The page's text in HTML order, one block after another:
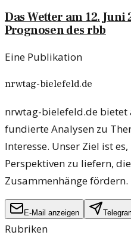
Das Wetter am 12.
Prognosen des rbb
Eine Publikation
nrwtag-bielefeld.de
nrwtag-bielefeld.de
fundierte Analysen zu
Interesse. Unser Ziel ist
Perspektiven zu liefern,
Zusammenhänge fördern.
E-Mail anzeigen
Rubriken